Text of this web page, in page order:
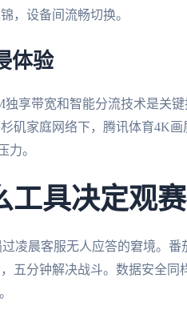
，设备间流畅切换。
体验
独享带宽和智能分流技术是关
矶家庭网络下，腾讯体育4K
力。
具决定观赛
凌晨客服无人应答的窘境。番
五分钟解决战斗。数据安全同